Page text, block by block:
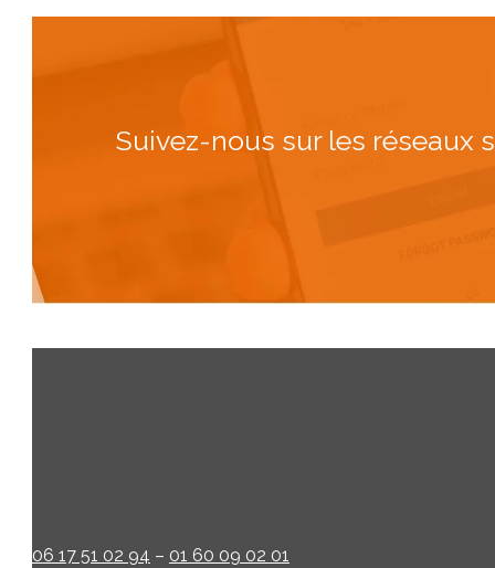
Suivez-nous sur les réseaux
06 17 51 02 94 – 01 60 09 02 01